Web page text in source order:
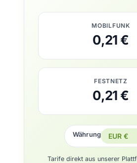
MOBILFUNK
0,21 €
FESTNETZ
0,21 €
Währung
Tarife direkt aus unserer